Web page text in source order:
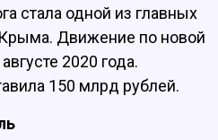
стала одной из главных
Движение по новой
2020 года.
150 млрд рублей.